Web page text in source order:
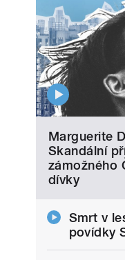
Marguerite
Skandální
zámožného
dívky
Smrt v
povídky